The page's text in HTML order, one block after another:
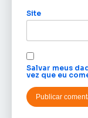
Site
Salvar meus
vez que eu